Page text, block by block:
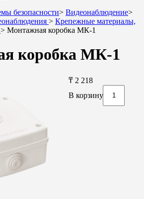
безопасности> Видеонаблюдение>
> Крепежные материалы,
> Монтажная коробка МК-1
коробка МК-1
₸ 2 218
В корзину